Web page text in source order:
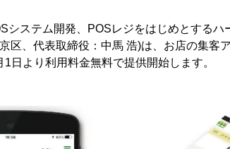
システム開発、POSレジをはじめとするハ
区、代表取締役：中馬 浩)は、お店の集客
日より利用料金無料で提供開始します。